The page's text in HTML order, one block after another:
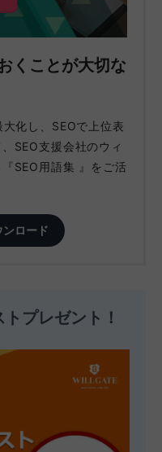
くことが大切な
化し、SEOで上位表
SEO支援会社のウィ
SEO用語集 』をご活
ロード
プレゼント！